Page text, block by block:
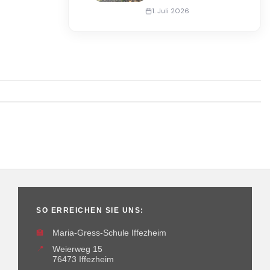
1. Juli 2026
SO ERREICHEN SIE UNS:
🏫
Maria-Gress-Schule Iffezheim
📍
Weierweg 15
76473 Iffezheim